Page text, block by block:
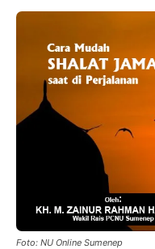
Foto: NU Online Sumenep